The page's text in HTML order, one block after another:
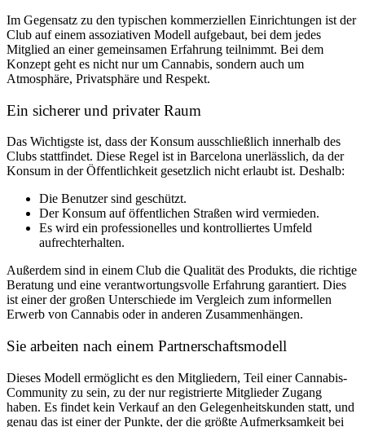
Im Gegensatz zu den typischen kommerziellen Einrichtungen ist der
Club auf einem assoziativen Modell aufgebaut, bei dem jedes
Mitglied an einer gemeinsamen Erfahrung teilnimmt. Bei dem
Konzept geht es nicht nur um Cannabis, sondern auch um
Atmosphäre, Privatsphäre und Respekt.
Ein sicherer und privater Raum
Das Wichtigste ist, dass der Konsum ausschließlich innerhalb des
Clubs stattfindet. Diese Regel ist in Barcelona unerlässlich, da der
Konsum in der Öffentlichkeit gesetzlich nicht erlaubt ist. Deshalb:
Die Benutzer sind geschützt.
Der Konsum auf öffentlichen Straßen wird vermieden.
Es wird ein professionelles und kontrolliertes Umfeld
aufrechterhalten.
Außerdem sind in einem Club die Qualität des Produkts, die richtige
Beratung und eine verantwortungsvolle Erfahrung garantiert. Dies
ist einer der großen Unterschiede im Vergleich zum informellen
Erwerb von Cannabis oder in anderen Zusammenhängen.
Sie arbeiten nach einem Partnerschaftsmodell
Dieses Modell ermöglicht es den Mitgliedern, Teil einer Cannabis-
Community zu sein, zu der nur registrierte Mitglieder Zugang
haben. Es findet kein Verkauf an den Gelegenheitskunden statt, und
genau das ist einer der Punkte, der die größte Aufmerksamkeit bei